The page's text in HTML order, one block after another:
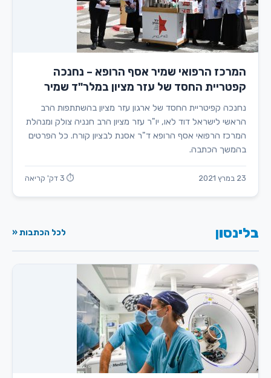
המרכז הרפואי שמיר אסף הרופא – נחנכה
קפטריית החסד של עזר מציון במלר"ד שמיר
נחנכה קפיטריית החסד של ארגון עזר מציון בהשתתפות הרב
הראשי לישראל דוד לאו, יו"ר עזר מציון הרב חנניה צולק ומנהלת
המרכז הרפואי אסף הרופא ד"ר אסנת לבציון קורח. כל הפרטים
בהמשך הכתבה.
23 במרץ 2021 ⏱ 3 דק' קריאה
בלינסון לכל הכתבות «